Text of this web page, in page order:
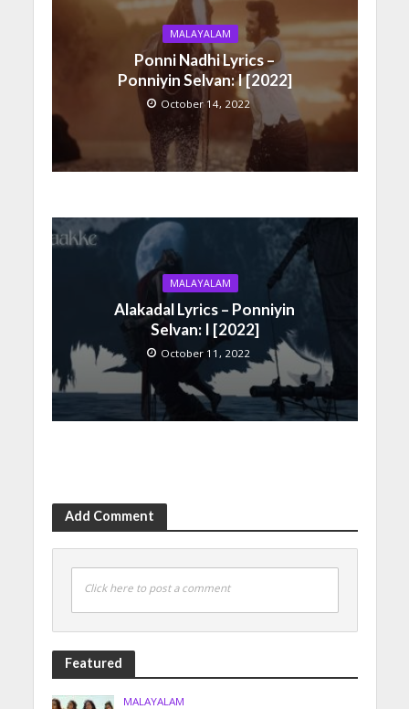
MALAYALAM
Ponni Nadhi Lyrics –
Ponniyin Selvan: I [2022]
October 14, 2022
MALAYALAM
Alakadal Lyrics – Ponniyin
Selvan: I [2022]
October 11, 2022
Add Comment
Click here to post a comment
Featured
MALAYALAM